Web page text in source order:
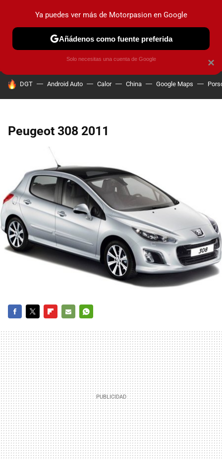
PRUEBAS COCHES ELÉCTRICOS OBSERVATORIO
HOY SE HABLA DE
DGT Android Auto Calor China Google Maps
Peugeot 308 2011
MAIL
×
Ya puedes ver más de Motorpasion en Google
Añádenos como fuente preferida
Solo necesitas una cuenta de Google